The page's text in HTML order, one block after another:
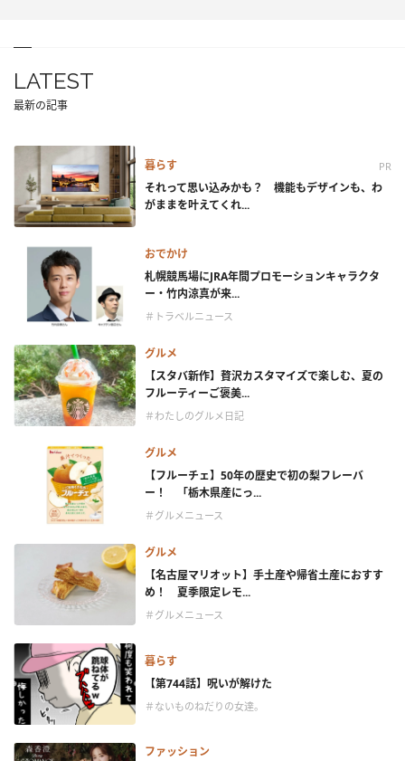
LATEST
最新の記事
暮らす PR
それって思い込みかも？ 機能もデザインも、わ
がままを叶えてくれ...
おでかけ
札幌競馬場にJRA年間プロモーションキャラクタ
ー・竹内涼真が来...
＃トラベルニュース
グルメ
【スタバ新作】贅沢カスタマイズで楽しむ、夏の
フルーティーご褒美...
＃わたしのグルメ日記
グルメ
【フルーチェ】50年の歴史で初の梨フレーバ
ー！ 「栃木県産にっ...
＃グルメニュース
グルメ
【名古屋マリオット】手土産や帰省土産におすす
め！ 夏季限定レモ...
＃グルメニュース
暮らす
【第744話】呪いが解けた
＃ないものねだりの女達。
ファッション